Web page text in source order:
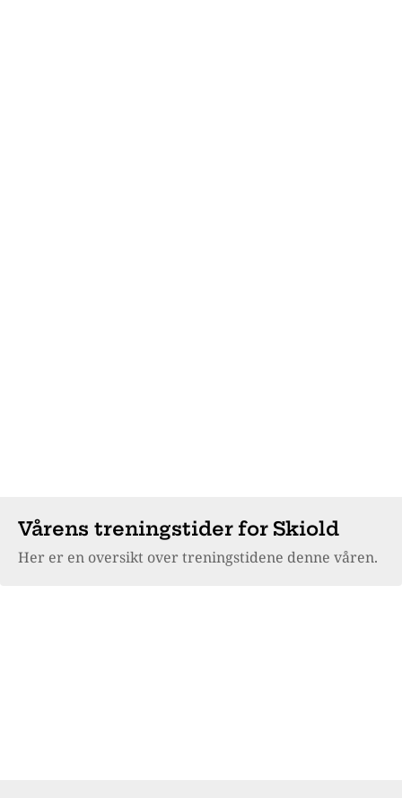
Vårens treningstider for Skiold
Her er en oversikt over treningstidene denne våren.